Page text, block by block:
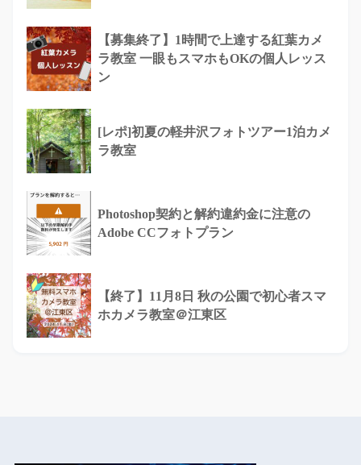
【募集終了】1時間で上達する紅葉カメ
ラ教室 一眼もスマホもOKの個人レッス
ン
[レポ]初夏の軽井沢フォトツアー1泊カメ
ラ教室
Photoshop契約と解約違約金に注意の
Adobe CCフォトプラン
【終了】11月8日 秋の公園で初心者スマ
ホカメラ教室＠江東区